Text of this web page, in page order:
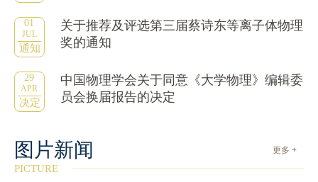
01
JUL
通知
关于推荐及评选第三届蔡诗东等离子体物理
奖的通知
29
APR
决定
中国物理学会关于同意《大学物理》编辑委
员会换届报告的决定
更多 +
图片新闻
PICTURE